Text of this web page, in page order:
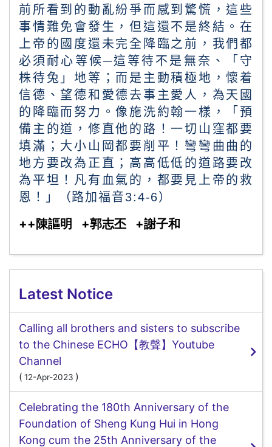
前所看到的動亂紛爭而感到驚慌，這些
事情難免會發生，但這還不是終結。在
上帝的國度還未完全降臨之前，我們都
必須耐心等候─這等待不是無奈、「守
株待兔」地等；而是主動積極地，懷着
信德、望德和愛德去事主愛人，為天國
的降臨而努力。像施洗約翰一樣，「預
備主的道，修直他的路！一切山窪都要
填滿；大小山岡都要削平！彎彎曲曲的
地方要改為正直；高高低低的道路要改
為平坦！凡有血氣的，都要見上帝的救
恩！」（路加福音3:4-6）
++陳謳明 +郭志丕 +謝子和
Latest Notice
Calling all brothers and sisters to subscribe
to the Chinese ECHO【教聲】Youtube
Channel
( 12-Apr-2023 )
Celebrating the 180th Anniversary of the
Foundation of Sheng Kung Hui in Hong
Kong cum the 25th Anniversary of the